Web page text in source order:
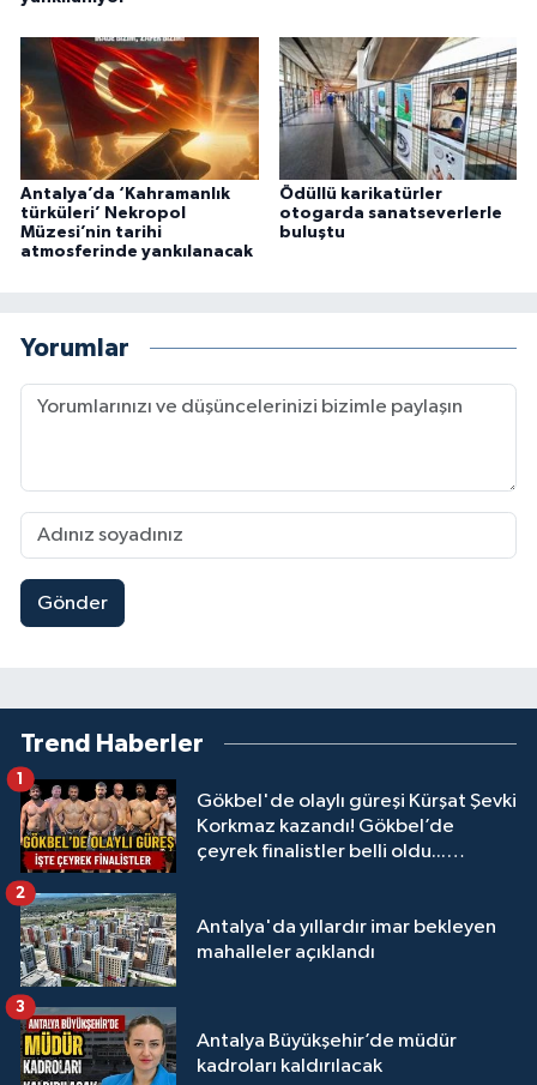
Antalya’da ‘Kahramanlık
türküleri’ Nekropol
Müzesi’nin tarihi
atmosferinde yankılanacak
Ödüllü karikatürler
otogarda sanatseverlerle
buluştu
Yorumlar
Gönder
Trend Haberler
Gökbel'de olaylı güreşi Kürşat Şevki
Korkmaz kazandı! Gökbel’de
çeyrek finalistler belli oldu...
1
Antalya'da yıllardır imar bekleyen
mahalleler açıklandı
2
Antalya Büyükşehir’de müdür
kadroları kaldırılacak
3